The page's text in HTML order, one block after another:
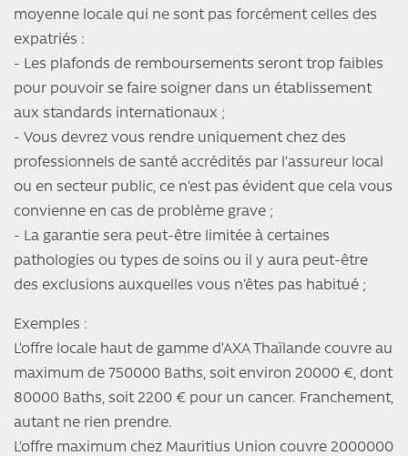
moyenne locale qui ne sont pas forcément celles des
expatriés :
- Les plafonds de remboursements seront trop faibles
pour pouvoir se faire soigner dans un établissement
aux standards internationaux ;
- Vous devrez vous rendre uniquement chez des
professionnels de santé accrédités par l’assureur local
ou en secteur public, ce n’est pas évident que cela vous
convienne en cas de problème grave ;
- La garantie sera peut-être limitée à certaines
pathologies ou types de soins ou il y aura peut-être
des exclusions auxquelles vous n’êtes pas habitué ;
Exemples :
L’offre locale haut de gamme d’AXA Thaïlande couvre au
maximum de 750000 Baths, soit environ 20000 €, dont
80000 Baths, soit 2200 € pour un cancer. Franchement,
autant ne rien prendre.
L’offre maximum chez Mauritius Union couvre 2000000